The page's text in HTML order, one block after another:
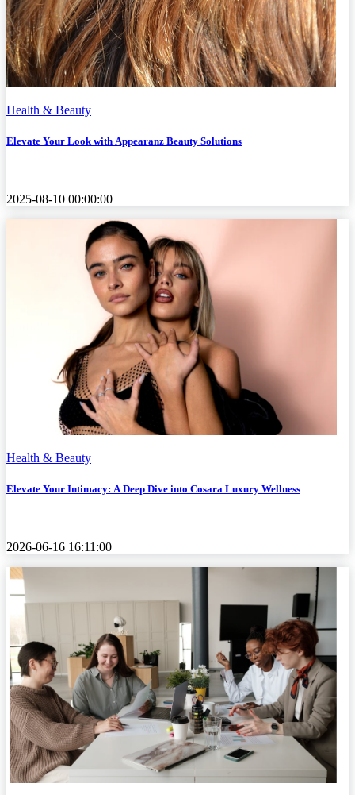
Health & Beauty
Elevate Your Look with Appearanz Beauty Solutions
2025-08-10 00:00:00
Health & Beauty
Elevate Your Intimacy: A Deep Dive into Cosara Luxury Wellness
2026-06-16 16:11:00